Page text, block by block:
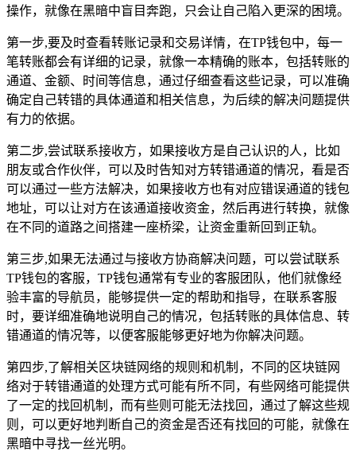
操作，就像在黑暗中盲目奔跑，只会让自己陷入更深的困境。
第一步,要及时查看转账记录和交易详情，在TP钱包中，每一
笔转账都会有详细的记录，就像一本精确的账本，包括转账的
通道、金额、时间等信息，通过仔细查看这些记录，可以准确
确定自己转错的具体通道和相关信息，为后续的解决问题提供
有力的依据。
第二步,尝试联系接收方，如果接收方是自己认识的人，比如
朋友或合作伙伴，可以及时告知对方转错通道的情况，看是否
可以通过一些方法解决，如果接收方也有对应错误通道的钱包
地址，可以让对方在该通道接收资金，然后再进行转换，就像
在不同的道路之间搭建一座桥梁，让资金重新回到正轨。
第三步,如果无法通过与接收方协商解决问题，可以尝试联系
TP钱包的客服，TP钱包通常有专业的客服团队，他们就像经
验丰富的导航员，能够提供一定的帮助和指导，在联系客服
时，要详细准确地说明自己的情况，包括转账的具体信息、转
错通道的情况等，以便客服能够更好地为你解决问题。
第四步,了解相关区块链网络的规则和机制，不同的区块链网
络对于转错通道的处理方式可能有所不同，有些网络可能提供
了一定的找回机制，而有些则可能无法找回，通过了解这些规
则，可以更好地判断自己的资金是否还有找回的可能，就像在
黑暗中寻找一丝光明。